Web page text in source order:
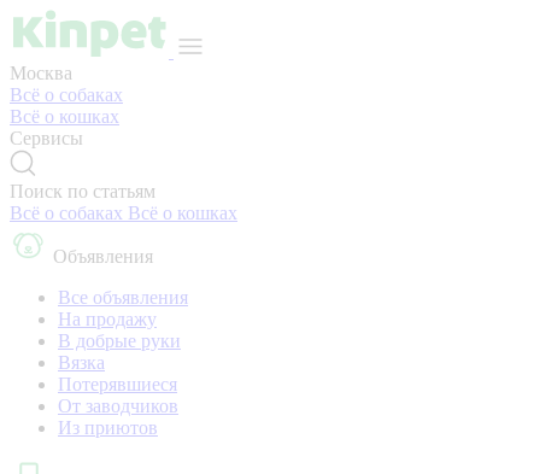
Москва
Всё о собаках
Всё о кошках
Сервисы
Поиск по статьям
Всё о собаках Всё о кошках
Объявления
Все объявления
На продажу
В добрые руки
Вязка
Потерявшиеся
От заводчиков
Из приютов